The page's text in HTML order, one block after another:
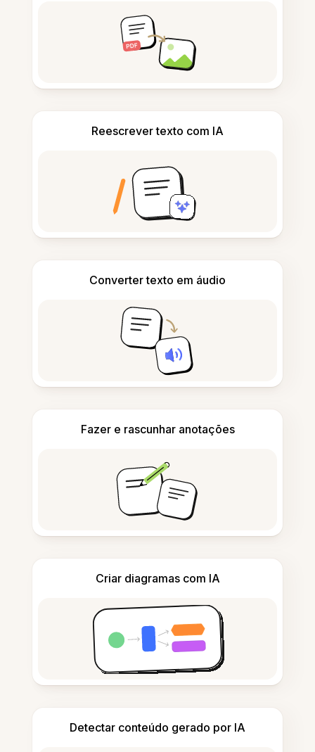
Reescrever texto com IA
Converter texto em áudio
Fazer e rascunhar anotações
Criar diagramas com IA
Detectar conteúdo gerado por IA